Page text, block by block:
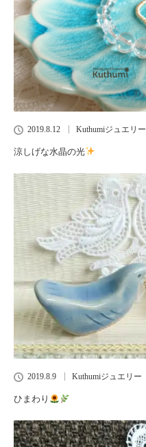
2019.8.12 Kuthumiジュエリー
涼しげな水晶の光
2019.8.9 Kuthumiジュエリー
ひまわり